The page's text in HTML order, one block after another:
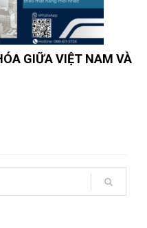
GIỮA VIỆT NAM VÀ